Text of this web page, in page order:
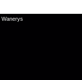
Wanerys